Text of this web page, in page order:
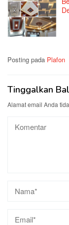
Posting pada Plafon
Tinggalkan
Alamat email Anda